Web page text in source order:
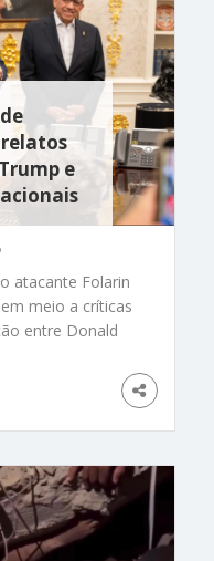
e
atacante Folarin
meio a críticas
entre Donald
White House) A
do
dos
havia sido
e
enfrentar a
julho). A